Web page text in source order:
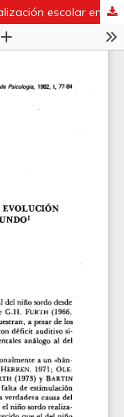
Notas sobre la importancia de la socialización escolar en la evolución intelcetual del niño sordo profundo